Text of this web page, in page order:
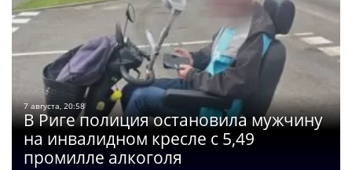
7 августа, 20:58
В Риге полиция остановила мужчину
на инвалидном кресле с 5,49
промилле алкоголя